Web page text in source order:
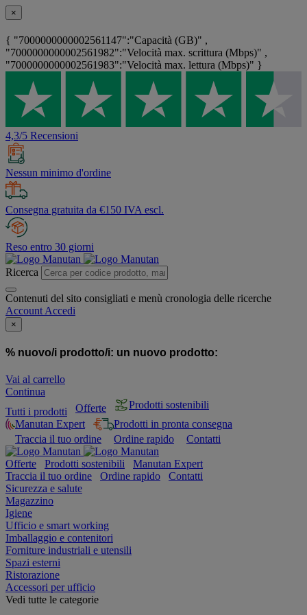
×
{ "7000000000002561147":"Capacità (GB)" ,
"7000000000002561982":"Velocità max. scrittura (Mbps)" ,
"7000000000002561983":"Velocità max. lettura (Mbps)" }
4,3/5 Recensioni
Nessun minimo d'ordine
Consegna gratuita da €150 IVA escl.
Reso entro 30 giorni
Ricerca
Contenuti del sito consigliati e menù cronologia delle ricerche
Account Accedi
×
% nuovo/i prodotto/i: un nuovo prodotto:
Vai al carrello
Continua
Tutti i prodotti
Offerte
Prodotti sostenibili
Manutan Expert
Prodotti in pronta consegna
Traccia il tuo ordine
Ordine rapido Contatti
Offerte Prodotti sostenibili
Manutan Expert
Traccia il tuo ordine
Ordine rapido
Contatti
Sicurezza e salute
Magazzino
Igiene
Ufficio e smart working
Imballaggio e contenitori
Forniture industriali e utensili
Spazi esterni
Ristorazione
Accessori per ufficio
Vedi tutte le categorie